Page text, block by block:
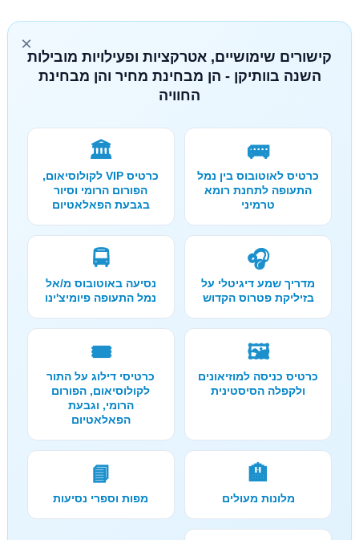
×
קישורים שימושיים, אטרקציות ופעילויות מובילות
השנה בוותיקן - הן מבחינת מחיר והן מבחינת
החוויה
🚌
כרטיס לאוטובוס בין נמל
התעופה לתחנת רומא
טרמיני
🏛️
כרטיס VIP לקולוסיאום,
הפורום הרומי וסיור
בגבעת הפאלאטיום
🎧
מדריך שמע דיגיטלי על
בזיליקת פטרוס הקדוש
🚍
נסיעה באוטובוס מ/אל
נמל התעופה פיומיצ'ינו
🖼️
כרטיס כניסה למוזיאונים
ולקפלה הסיסטינית
🎟️
כרטיסי דילוג על התור
לקולוסיאום, הפורום
הרומי, וגבעת
הפאלאטיום
🏨
מלונות מעולים
📘
מפות וספרי נסיעות